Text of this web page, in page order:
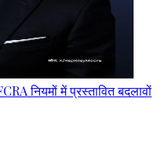
नियमों में प्रस्तावित बदलावों